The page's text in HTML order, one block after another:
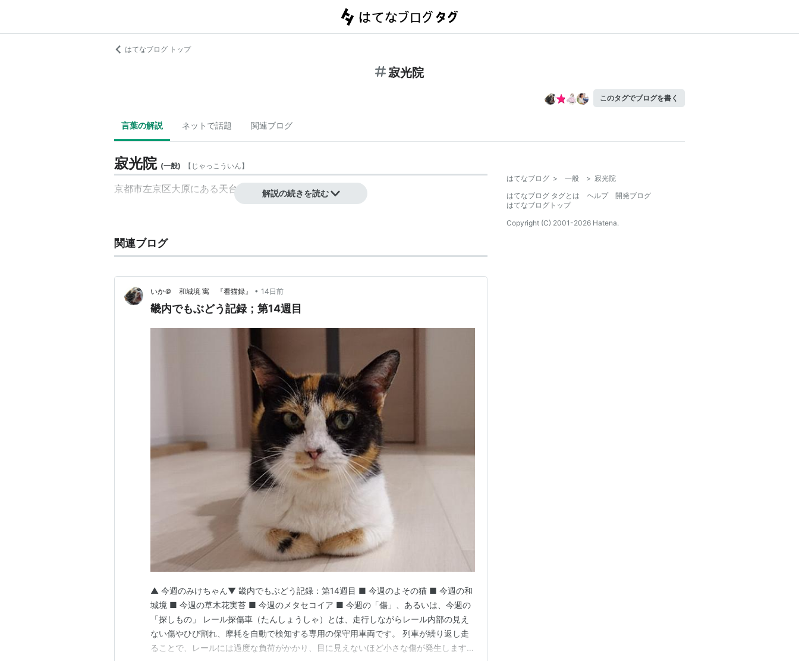
はてなブログ トップ
寂光院
このタグでブログを書く
言葉の解説 ネットで話題 関連ブログ
寂光院 (一般) 【 じゃっこういん】
京都市左京区大原にある天台宗の尼寺。解説の続きを読む
関連ブログ
いか＠ 和城境 寓 『看猫録』 • 14日前
畿内でもぶどう記録；第14週目
▲ 今週のみけちゃん▼ 畿内でもぶどう記録：第14週目 ■ 今週のよその猫 ■ 今週の和
城境 ■ 今週の草木花実苔 ■ 今週のメタセコイア ■ 今週の「傷」、あるいは、今週の
「探しもの」 レール探傷車（たんしょうしゃ）とは、走行しながらレール内部の見え
ない傷やひび割れ、摩耗を自動で検知する専用の保守用車両です。 列車が繰り返し走
ることで、レールには過度な負荷がかかり、目に見えないほど小さな傷が発生します。
はてなブログ > 一般 > 寂光院
はてなブログ タグとは
ヘルプ
開発ブログ
はてなブログトップ
Copyright (C) 2001-2026 Hatena.